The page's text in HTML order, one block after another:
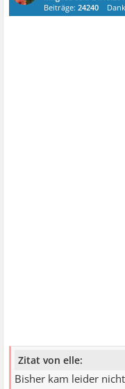
Beiträge:24240
Zitat von elle:
Bisher kam leider